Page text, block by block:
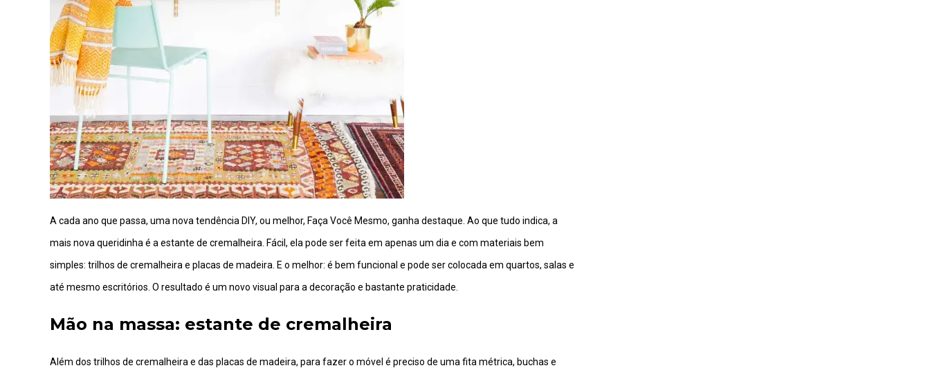
A cada ano que passa, uma nova tendência DIY, ou melhor, Faça Você Mesmo, ganha destaque. Ao que tudo indica, a
mais nova queridinha é a estante de cremalheira. Fácil, ela pode ser feita em apenas um dia e com materiais bem
simples: trilhos de cremalheira e placas de madeira. E o melhor: é bem funcional e pode ser colocada em quartos, salas e
até mesmo escritórios. O resultado é um novo visual para a decoração e bastante praticidade.
Mão na massa: estante de cremalheira
Além dos trilhos de cremalheira e das placas de madeira, para fazer o móvel é preciso de uma fita métrica, buchas e